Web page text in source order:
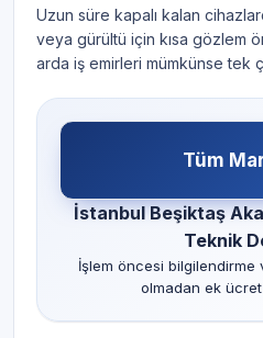
Uzun süre kapalı kalan
veya gürültü için kısa gözlem
arda iş emirleri mümkünse tek
Tüm
İstanbul Beşiktaş
Teknik
İşlem öncesi bilgilendirme
olmadan ek